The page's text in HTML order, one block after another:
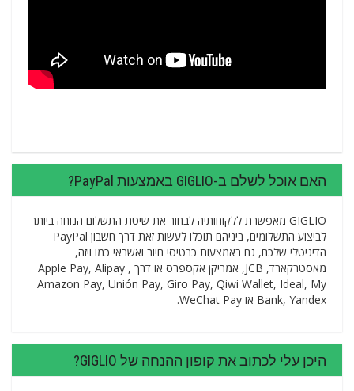
האם אוכל לשלם ב-GIGLIO באמצעות PayPal?
GIGLIO מאפשרת ללקוחותיה לבחור את שיטת התשלום הנוחה ביותר
לביצוע התשלומים, ביניהם תוכלו לעשות זאת דרך חשבון PayPal
הדיגיטלי שלכם, גם באמצעות כרטיסי חיוב ואשראי כמו ויזה,
מאסטרקארד, JCB, אמריקן אקספרס או דרך Apple Pay, Alipay ,
Amazon Pay, Unión Pay, Giro Pay, Qiwi Wallet, Ideal, My
Bank, Yandex או WeChat Pay.
היכן עלי לכתוב את קופון ההנחה של GIGLIO?